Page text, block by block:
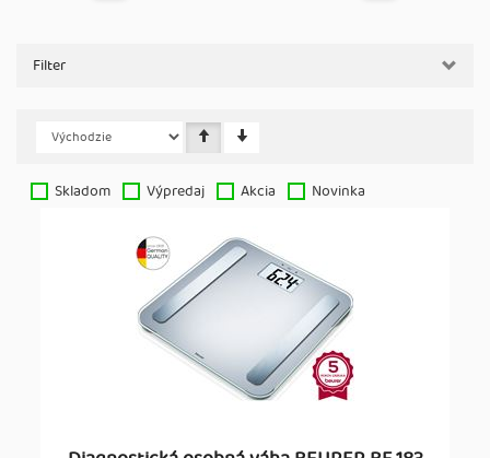
Filter
Skladom Výpredaj Akcia Novinka